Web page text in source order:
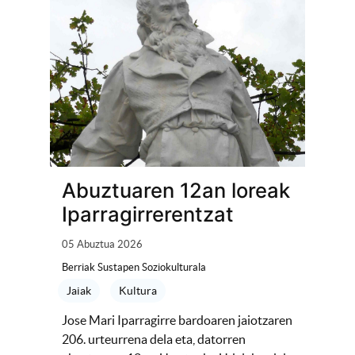
Abuztuaren 12an loreak
Iparragirrerentzat
05 Abuztua 2026
Berriak Sustapen Soziokulturala
Jaiak Kultura
Jose Mari Iparragirre bardoaren jaiotzaren
206. urteurrena dela eta, datorren